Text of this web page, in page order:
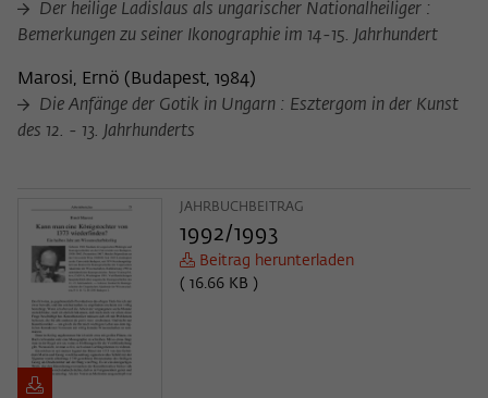
Der heilige Ladislaus als ungarischer Nationalheiliger :
Bemerkungen zu seiner Ikonographie im 14-15. Jahrhundert
Marosi, Ernö ( Budapest, 1984)
Die Anfänge der Gotik in Ungarn : Esztergom in der Kunst
des 12. - 13. Jahrhunderts
JAHRBUCHBEITRAG
1992/1993
Beitrag herunterladen
( 16.66 KB )
Zweck
Dieses kurzlebige Cookie wird dazu
den aktuellen Aufenthalt des Besuchs auf
der Webseite des Wissenschaftskollegs
zu speichern.